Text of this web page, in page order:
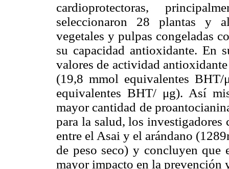
cardioprotectoras,
seleccionaron 28 plantas y
vegetales y pulpas congeladas
su capacidad antioxidante. En
valores de actividad
(19,8 mmol equivalentes
equivalentes BHT/ μg). Así
mayor cantidad de
para la salud, los investigadores
entre el Asai y el arándano
de peso seco) y concluyen que
mayor impacto en la prevención